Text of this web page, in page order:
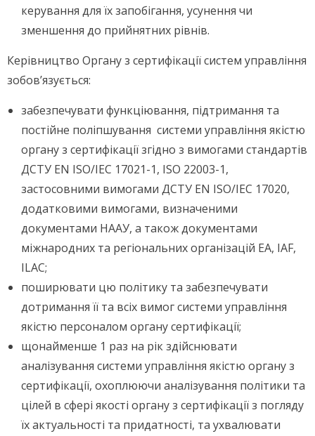
керування для їх запобігання, усунення чи
зменшення до прийнятних рівнів.
Керівництво Органу з сертифікації систем управління
зобов’язується:
забезпечувати функціювання, підтримання та
постійне поліпшування системи управління якістю
органу з сертифікації згідно з вимогами стандартів
ДСТУ EN ISO/IEC 17021-1, ISO 22003-1,
застосовними вимогами ДСТУ EN ISO/IEC 17020,
додатковими вимогами, визначеними
документами НААУ, а також документами
міжнародних та регіональних організацій EA, IAF,
ILAC;
поширювати цю політику та забезпечувати
дотримання її та всіх вимог системи управління
якістю персоналом органу сертифікації;
щонайменше 1 раз на рік здійснювати
аналізування системи управління якістю органу з
сертифікації, охоплюючи аналізування політики та
цілей в сфері якості органу з сертифікації з погляду
їх актуальності та придатності, та ухвалювати